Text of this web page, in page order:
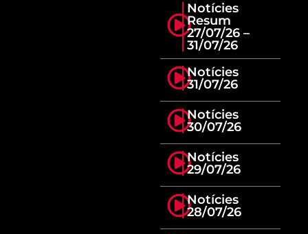
Notícies
Resum
27/07/26 –
31/07/26
Notícies
31/07/26
Notícies
30/07/26
Notícies
29/07/26
Notícies
28/07/26